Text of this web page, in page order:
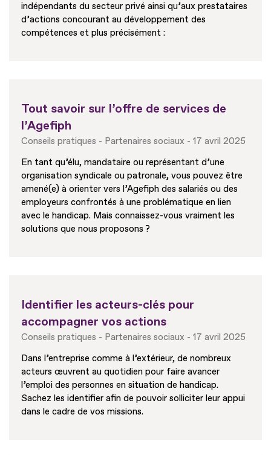
indépendants du secteur privé ainsi qu’aux prestataires
d’actions concourant au développement des
compétences et plus précisément :
Tout savoir sur l’offre de services de
l’Agefiph
Conseils pratiques Partenaires sociaux
17 avril 2025
En tant qu’élu, mandataire ou représentant d’une
organisation syndicale ou patronale, vous pouvez être
amené(e) à orienter vers l’Agefiph des salariés ou des
employeurs confrontés à une problématique en lien
avec le handicap. Mais connaissez-vous vraiment les
solutions que nous proposons ?
Identifier les acteurs-clés pour
accompagner vos actions
Conseils pratiques Partenaires sociaux
17 avril 2025
Dans l’entreprise comme à l’extérieur, de nombreux
acteurs œuvrent au quotidien pour faire avancer
l’emploi des personnes en situation de handicap.
Sachez les identifier afin de pouvoir solliciter leur appui
dans le cadre de vos missions.